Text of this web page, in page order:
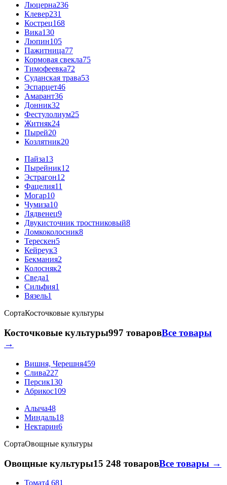
Люцерна236
Клевер231
Кострец168
Вика130
Люпин105
Пажитница77
Кормовая свекла75
Тимофеевка72
Суданская трава53
Эспарцет46
Амарант36
Донник32
Фестулолиум25
Житняк24
Пырей20
Козлятник20
Пайза13
Пырейник12
Эстрагон12
Фацелия11
Могар10
Чумиза10
Лядвенец9
Двукисточник тростниковый8
Ломкоколосник8
Терескен5
Кейреук3
Бекмания2
Колосняк2
Сведа1
Сильфия1
Вязель1
СортаКосточковые культуры
Косточковые культуры997 товаровВсе товары
→
Вишня, Черешня459
Слива227
Персик130
Абрикос109
Алыча48
Миндаль18
Нектарин6
СортаОвощные культуры
Овощные культуры15 248 товаровВсе товары →
Томат4 681